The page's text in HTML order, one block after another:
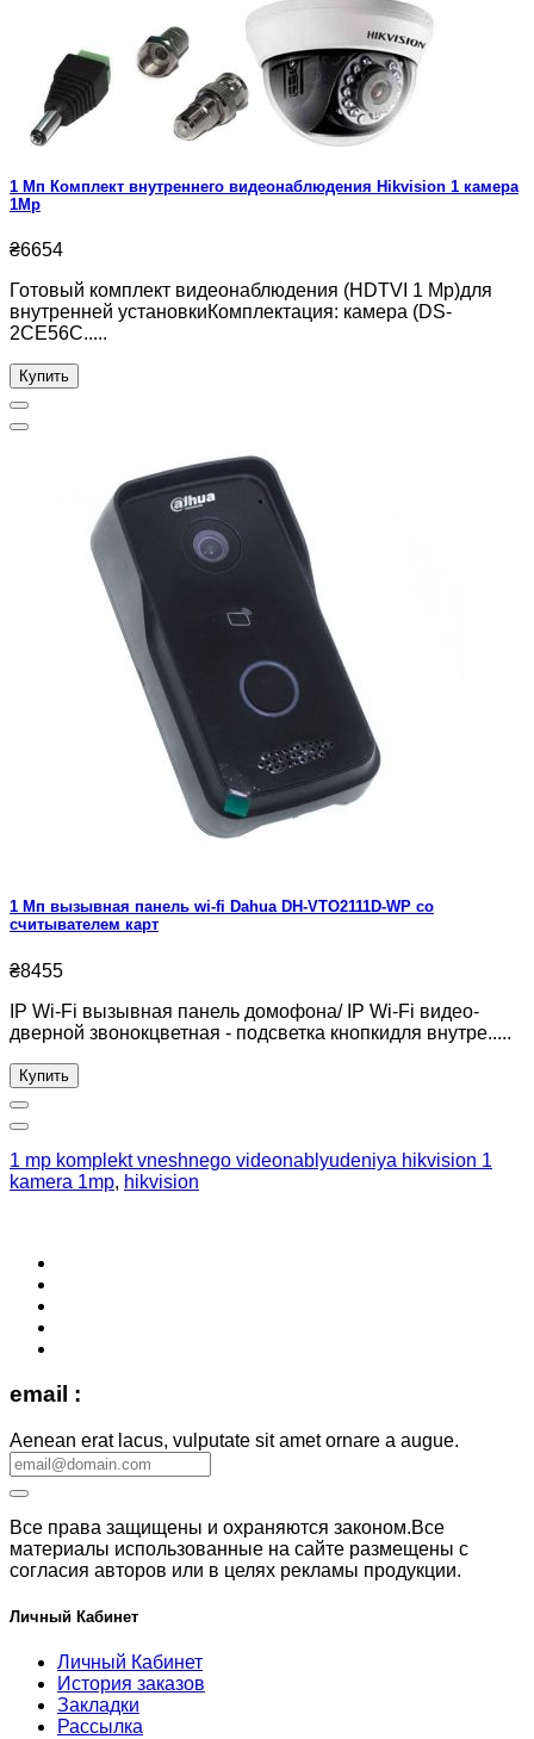
1 Мп Комплект внутреннего видеонаблюдения Hikvision 1 камера
1Mp
₴6654
Готовый комплект видеонаблюдения (HDTVI 1 Mp)для
внутренней установкиКомплектация: камера (DS-
2CE56C.....
Купить
1 Мп вызывная панель wi-fi Dahua DH-VTO2111D-WP со
считывателем карт
₴8455
IP Wi-Fi вызывная панель домофона/ IP Wi-Fi видео-
дверной звонокцветная - подсветка кнопкидля внутре.....
Купить
1 mp komplekt vneshnego videonablyudeniya hikvision 1
kamera 1mp, hikvision
email :
Aenean erat lacus, vulputate sit amet ornare a augue.
Все права защищены и охраняются законом.Все
материалы использованные на сайте размещены с
согласия авторов или в целях рекламы продукции.
Личный Кабинет
Личный Кабинет
История заказов
Закладки
Рассылка